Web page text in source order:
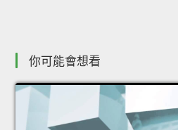
你可能會想看